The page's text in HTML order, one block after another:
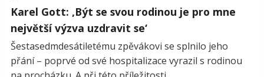
Karel Gott: ‚Být se svou rodinou je pro mne
největší výzva uzdravit se‘
Šestasedmdesátiletému zpěvákovi se splnilo jeho
přání – poprvé od své hospitalizace vyrazil s rodinou